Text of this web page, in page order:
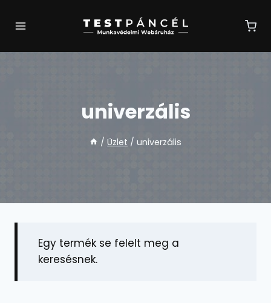
univerzális
/ Üzlet / univerzális
Egy termék se felelt meg a
keresésnek.